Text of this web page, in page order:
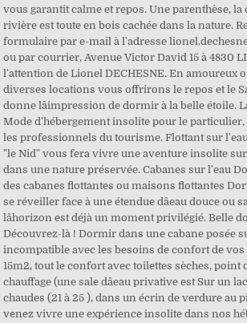
vous garantit calme et repos. Une parenthèse, la
rivière est toute en bois cachée dans la nature.
formulaire par e-mail à l'adresse
ou par courrier, Avenue Victor David 15 à 4830
l'attention de Lionel DECHESNE. En amoureux
diverses locations vous offrirons le repos et le
donne lâimpression de dormir à la belle étoile.
Mode d'hébergement insolite pour le
les professionnels du tourisme. Flottant sur
"le Nid" vous fera vivre une aventure insolite
dans une nature préservée. Cabanes sur l'eau
des cabanes flottantes ou maisons flottantes
se réveiller face à une étendue dâeau douce ou
lâhorizon est déjà un moment privilégié. Belle
Découvrez-là ! Dormir dans une cabane posée sur
incompatible avec les besoins de confort de vos
15m2, tout le confort avec toilettes sèches, point
chauffage (une sale dâeau privative est Sur un
chaudes (21 à 25 ), dans un écrin de verdure au
venez vivre une expérience insolite dans nos